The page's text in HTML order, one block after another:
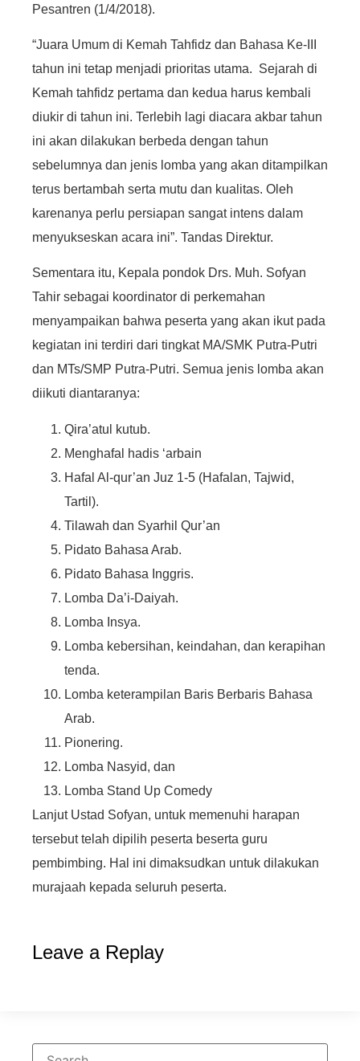
Pesantren (1/4/2018).
“Juara Umum di Kemah Tahfidz dan Bahasa Ke-III
tahun ini tetap menjadi prioritas utama. Sejarah di
Kemah tahfidz pertama dan kedua harus kembali
diukir di tahun ini. Terlebih lagi diacara akbar tahun
ini akan dilakukan berbeda dengan tahun
sebelumnya dan jenis lomba yang akan ditampilkan
terus bertambah serta mutu dan kualitas. Oleh
karenanya perlu persiapan sangat intens dalam
menyukseskan acara ini”. Tandas Direktur.
Sementara itu, Kepala pondok Drs. Muh. Sofyan
Tahir sebagai koordinator di perkemahan
menyampaikan bahwa peserta yang akan ikut pada
kegiatan ini terdiri dari tingkat MA/SMK Putra-Putri
dan MTs/SMP Putra-Putri. Semua jenis lomba akan
diikuti diantaranya:
Qira’atul kutub.
Menghafal hadis ‘arbain
Hafal Al-qur’an Juz 1-5 (Hafalan, Tajwid,
Tartil).
Tilawah dan Syarhil Qur’an
Pidato Bahasa Arab.
Pidato Bahasa Inggris.
Lomba Da’i-Daiyah.
Lomba Insya.
Lomba kebersihan, keindahan, dan kerapihan
tenda.
Lomba keterampilan Baris Berbaris Bahasa
Arab.
Pionering.
Lomba Nasyid, dan
Lomba Stand Up Comedy
Lanjut Ustad Sofyan, untuk memenuhi harapan
tersebut telah dipilih peserta beserta guru
pembimbing. Hal ini dimaksudkan untuk dilakukan
murajaah kepada seluruh peserta.
Leave a Replay